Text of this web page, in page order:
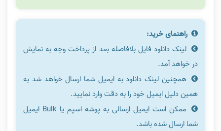
راهنمای خرید:
لینک دانلود فایل بلافاصله بعد از پرداخت وجه به نمایش
در خواهد آمد.
همچنین لینک دانلود به ایمیل شما ارسال خواهد شد به
همین دلیل ایمیل خود را به دقت وارد نمایید.
ممکن است ایمیل ارسالی به پوشه اسپم یا Bulk ایمیل
شما ارسال شده باشد.